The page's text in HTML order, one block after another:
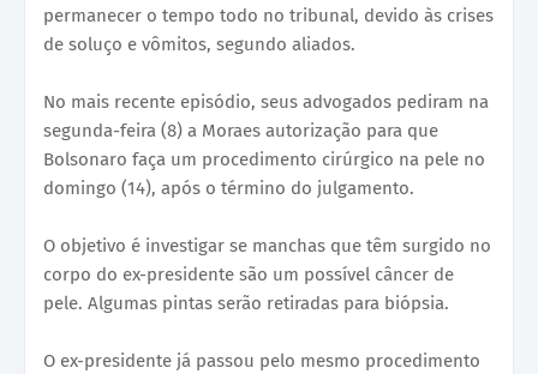
permanecer o tempo todo no tribunal, devido às crises
de soluço e vômitos, segundo aliados.
No mais recente episódio, seus advogados pediram na
segunda-feira (8) a Moraes autorização para que
Bolsonaro faça um procedimento cirúrgico na pele no
domingo (14), após o término do julgamento.
O objetivo é investigar se manchas que têm surgido no
corpo do ex-presidente são um possível câncer de
pele. Algumas pintas serão retiradas para biópsia.
O ex-presidente já passou pelo mesmo procedimento